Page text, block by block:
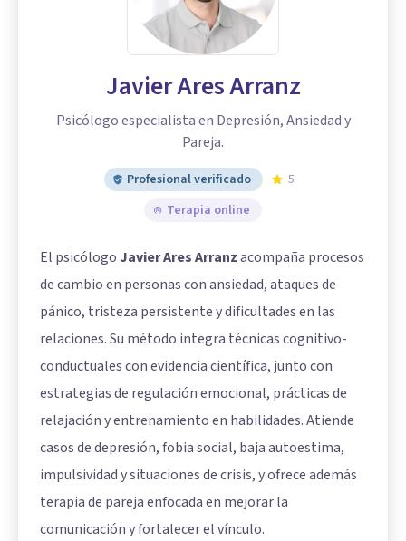
Javier Ares Arranz
Psicólogo especialista en Depresión, Ansiedad y
Pareja.
Profesional verificado
5
Terapia online
El psicólogo Javier Ares Arranzacompaña procesos
de cambio en personas con ansiedad, ataques de
pánico, tristeza persistente y dificultades en las
relaciones. Su método integra técnicas cognitivo-
conductuales con evidencia científica, junto con
estrategias de regulación emocional, prácticas de
relajación y entrenamiento en habilidades. Atiende
casos de depresión, fobia social, baja autoestima,
impulsividad y situaciones de crisis, y ofrece además
terapia de pareja enfocada en mejorar la
comunicación y fortalecer el vínculo.